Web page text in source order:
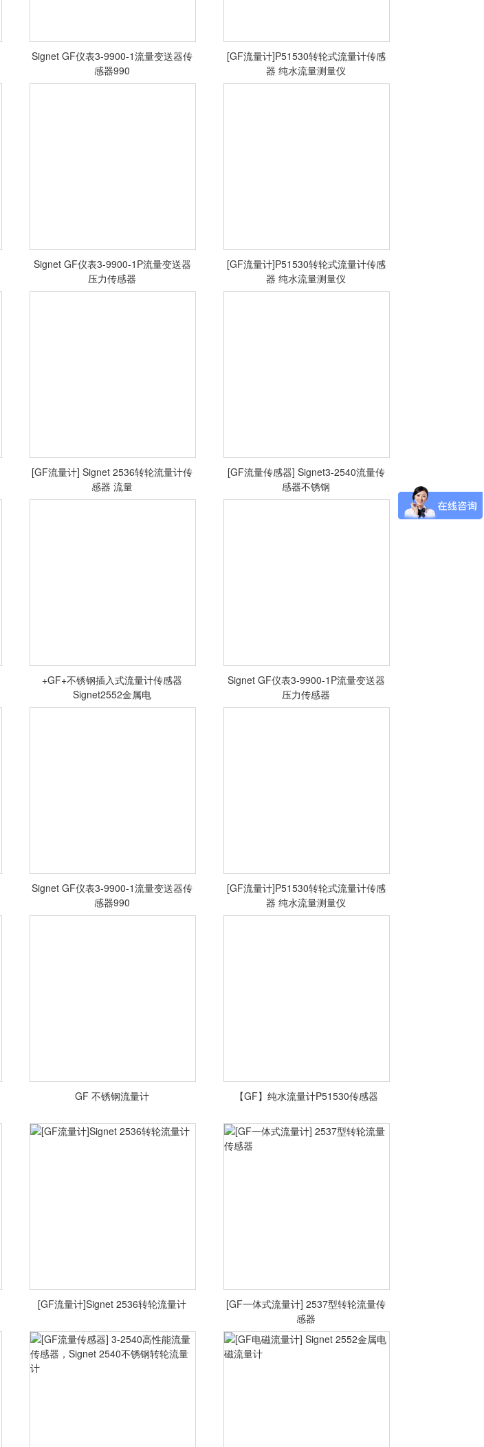
Signet GF仪表3-9900-1流量变送器传
感器990
[GF流量计]P51530转轮式流量计传感
器 纯水流量测量仪
Signet GF仪表3-9900-1P流量变送器
压力传感器
[GF流量计]P51530转轮式流量计传感
器 纯水流量测量仪
[GF流量计] Signet 2536转轮流量计传
感器 流量
[GF流量传感器] Signet3-2540流量传
感器不锈钢
+GF+不锈钢插入式流量计传感器
Signet2552金属电
Signet GF仪表3-9900-1P流量变送器
压力传感器
Signet GF仪表3-9900-1流量变送器传
感器990
[GF流量计]P51530转轮式流量计传感
器 纯水流量测量仪
GF 不锈钢流量计 【GF】纯水流量计P51530传感器
[GF流量计]Signet 2536转轮流量计
[GF一体式流量计] 2537型转轮流量
传感器
[GF一体式流量计] 2537型转轮流量传
感器